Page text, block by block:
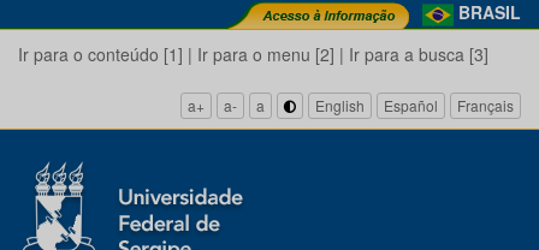
BRASIL
Ir para o conteúdo [1] | Ir para o menu [2] | Ir para a busca [3]
a+ a- a English Español Français